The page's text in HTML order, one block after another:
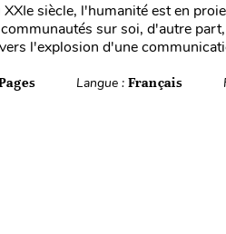
siècle, l'humanité est en
sur soi, d'autre
l'explosion d'une
Langue : Français